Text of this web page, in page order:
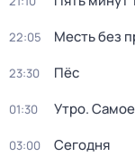
22:05 Месть без
23:30 Пёс
01:30 Утро.
03:00 Сегодня